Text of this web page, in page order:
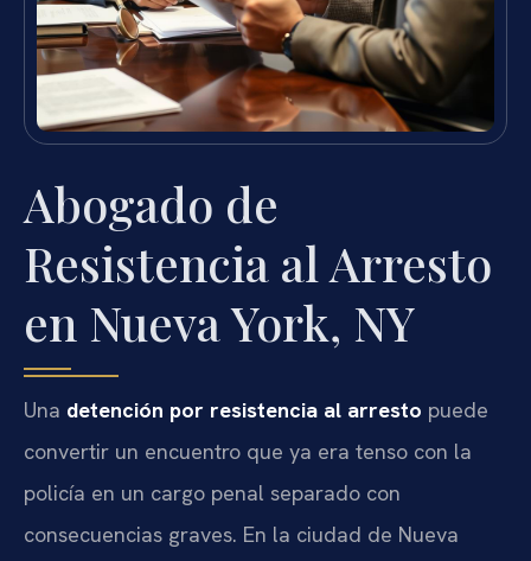
Abogado de
Resistencia al Arresto
en Nueva York, NY
Una detención por resistencia al arresto puede
convertir un encuentro que ya era tenso con la
policía en un cargo penal separado con
consecuencias graves. En la ciudad de Nueva